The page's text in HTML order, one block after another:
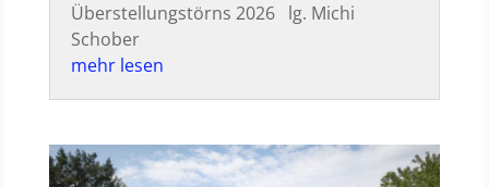
Überstellungstörns 2026 lg. Michi
Schober
mehr lesen